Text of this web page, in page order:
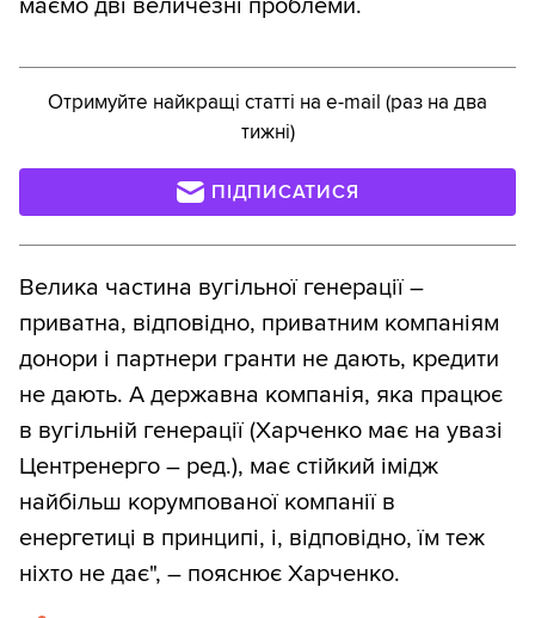
маємо дві величезні проблеми.
Отримуйте найкращі статті на e-mail (раз на два
тижні)
ПІДПИСАТИСЯ
Велика частина вугільної генерації –
приватна, відповідно, приватним компаніям
донори і партнери гранти не дають, кредити
не дають. А державна компанія, яка працює
в вугільній генерації (Харченко має на увазі
Центренерго – ред.), має стійкий імідж
найбільш корумпованої компанії в
енергетиці в принципі, і, відповідно, їм теж
ніхто не дає", – пояснює Харченко.